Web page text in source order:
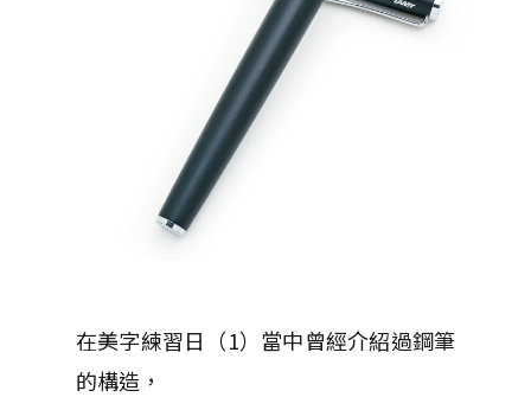
在美字練習日（1）當中曾經介紹過鋼筆
的構造，